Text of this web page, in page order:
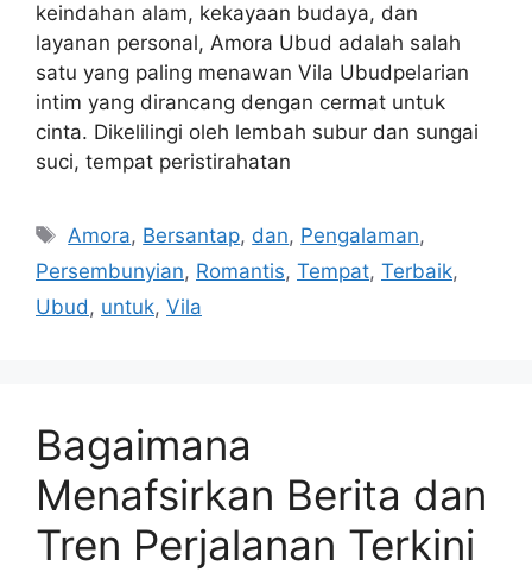
keindahan alam, kekayaan budaya, dan
layanan personal, Amora Ubud adalah salah
satu yang paling menawan Vila Ubudpelarian
intim yang dirancang dengan cermat untuk
cinta. Dikelilingi oleh lembah subur dan sungai
suci, tempat peristirahatan
Tags
Amora, Bersantap, dan, Pengalaman,
Persembunyian, Romantis, Tempat, Terbaik,
Ubud, untuk, Vila
Bagaimana
Menafsirkan Berita dan
Tren Perjalanan Terkini